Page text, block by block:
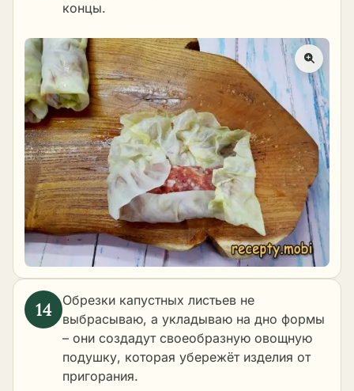
концы.
Обрезки капустных листьев не
выбрасываю, а укладываю на дно формы
– они создадут своеобразную овощную
подушку, которая убережёт изделия от
пригорания.